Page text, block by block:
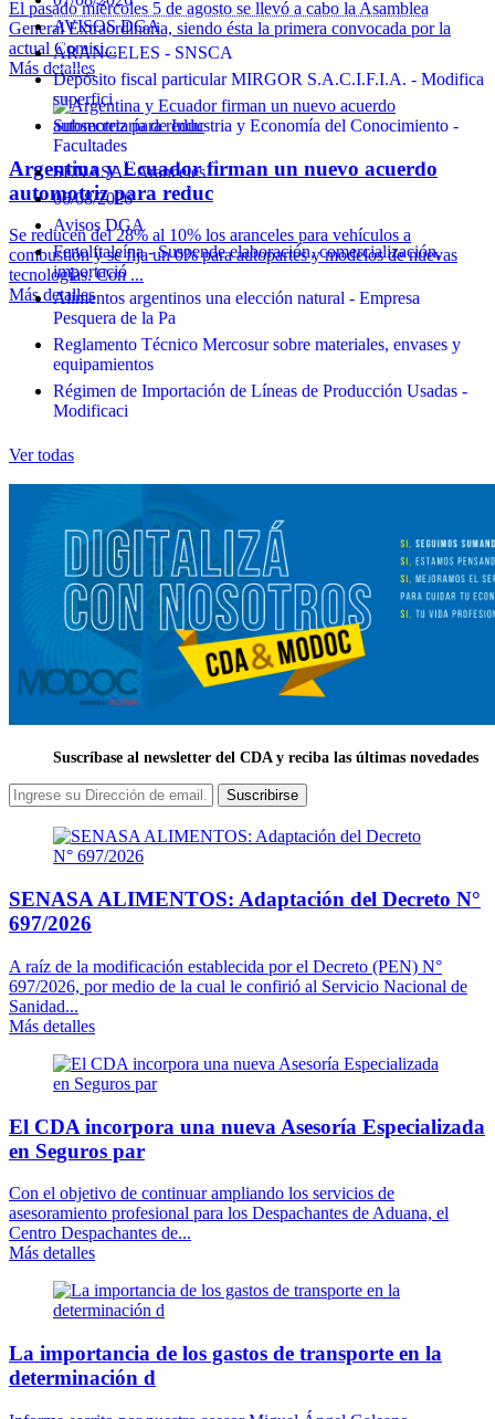
El pasado miércoles 5 de agosto se llevó a cabo la Asamblea
General Extraordinaria, siendo ésta la primera convocada por la
actual Comisi...
Más detalles
Argentina y Ecuador firman un nuevo acuerdo
automotriz para reduc
Se reducen del 28% al 10% los aranceles para vehículos a
combustión y se fija un 0% para autopartes y modelos de nuevas
tecnologías. Con ...
Más detalles
AVISOS DGA
ARANCELES - SNSCA
Depósito fiscal particular MIRGOR S.A.C.I.F.I.A. - Modifica
superfici
Subsecretaría de Industria y Economía del Conocimiento -
Facultades
SENASA - Aranceles
06/08/2026
Avisos DGA
Fenolftaleína - Suspende elaboración, comercialización,
importació
Alimentos argentinos una elección natural - Empresa
Pesquera de la Pa
Reglamento Técnico Mercosur sobre materiales, envases y
equipamientos
Régimen de Importación de Líneas de Producción Usadas -
Modificaci
Ver todas
Suscríbase al newsletter del CDA y reciba las últimas novedades
Suscribirse
SENASA ALIMENTOS: Adaptación del Decreto N°
697/2026
A raíz de la modificación establecida por el Decreto (PEN) N°
697/2026, por medio de la cual le confirió al Servicio Nacional de
Sanidad...
Más detalles
El CDA incorpora una nueva Asesoría Especializada
en Seguros par
Con el objetivo de continuar ampliando los servicios de
asesoramiento profesional para los Despachantes de Aduana, el
Centro Despachantes de...
Más detalles
La importancia de los gastos de transporte en la
determinación d